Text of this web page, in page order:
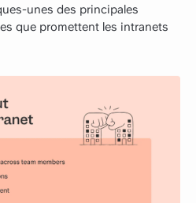
unes des principales
que promettent les intranets